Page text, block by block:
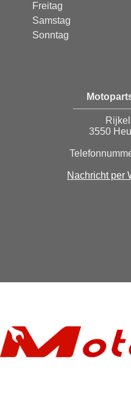
Freitag
Samstag
Sonntag
3550
Nachricht per